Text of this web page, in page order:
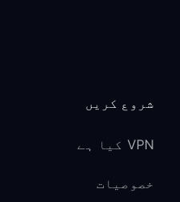
شروع کریں
VPN کیا ہے
خصوصیات